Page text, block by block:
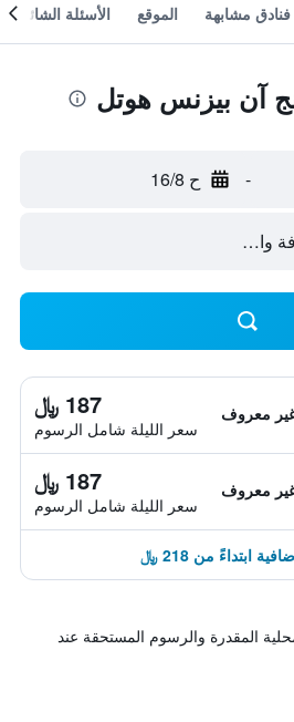
فنادق مشابهة الموقع الأسئلة الشائعة
آن بيزنس هوتل
- ح 16/8
غير معروف 187 ﷼
سعر الليلة شامل الرسوم
غير معروف 187 ﷼
سعر الليلة شامل الرسوم
المقدرة والرسوم المستحقة عند